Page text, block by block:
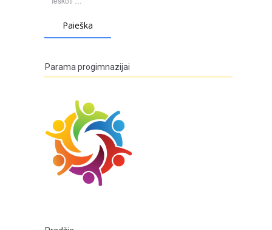
Parama progimnazijai